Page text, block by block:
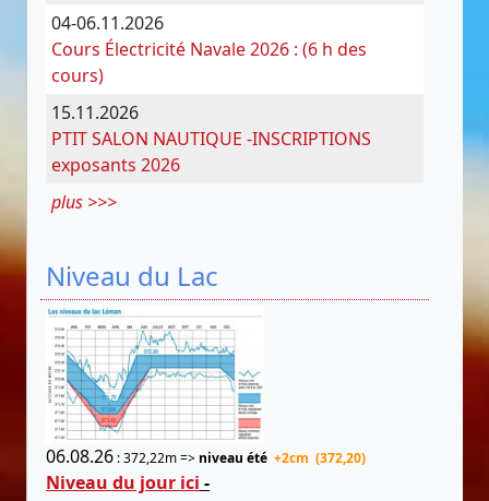
04-06.11.2026
Cours Électricité Navale 2026 : (6 h des
cours)
15.11.2026
PTIT SALON NAUTIQUE -INSCRIPTIONS
exposants 2026
plus >>>
Niveau du Lac
06.08.26 : 372,22m => niveau été +2cm (372,20)
Niveau du jour ici -